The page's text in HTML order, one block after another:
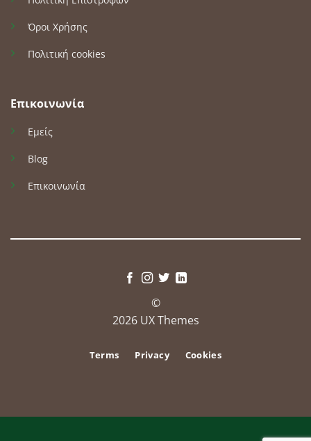
Όροι Χρήσης
Πολιτική cookies
Επικοινωνία
Εμείς
Blog
Επικοινωνία
©
2026 UX Themes
Terms Privacy Cookies